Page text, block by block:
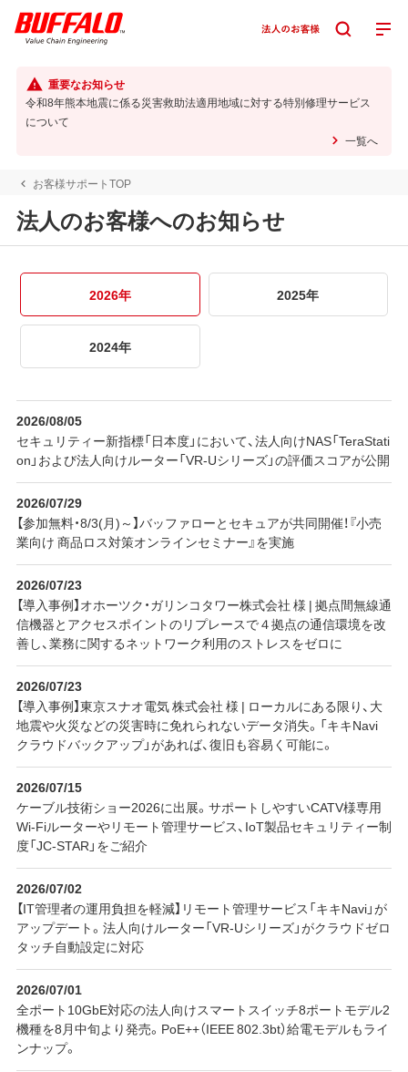
重要なお知らせ
令和8年熊本地震に係る災害救助法適用地域に対する特別修理サービス
について
一覧へ
お客様サポートTOP
法人のお客様へのお知らせ
2026年 2025年
2024年
2026/08/05
セキュリティー新指標「日本度」において、法人向けNAS「TeraStati
on」および法人向けルーター「VR-Uシリーズ」の評価スコアが公開
2026/07/29
【参加無料・8/3(月)～】バッファローとセキュアが共同開催！『小売
業向け 商品ロス対策オンラインセミナー』を実施
2026/07/23
【導入事例】オホーツク・ガリンコタワー株式会社 様 | 拠点間無線通
信機器とアクセスポイントのリプレースで４拠点の通信環境を改
善し、業務に関するネットワーク利用のストレスをゼロに
2026/07/23
【導入事例】東京スナオ電気 株式会社 様 | ローカルにある限り、大
地震や火災などの災害時に免れられないデータ消失。「キキNavi
クラウドバックアップ」があれば、復旧も容易く可能に。
2026/07/15
ケーブル技術ショー2026に出展。サポートしやすいCATV様専用
Wi-Fiルーターやリモート管理サービス、IoT製品セキュリティー制
度「JC-STAR」をご紹介
2026/07/02
【IT管理者の運用負担を軽減】リモート管理サービス「キキNavi」が
アップデート。法人向けルーター「VR-Uシリーズ」がクラウドゼロ
タッチ自動設定に対応
2026/07/01
全ポート10GbE対応の法人向けスマートスイッチ8ポートモデル2
機種を8月中旬より発売。PoE++（IEEE 802.3bt）給電モデルもライ
ンナップ。